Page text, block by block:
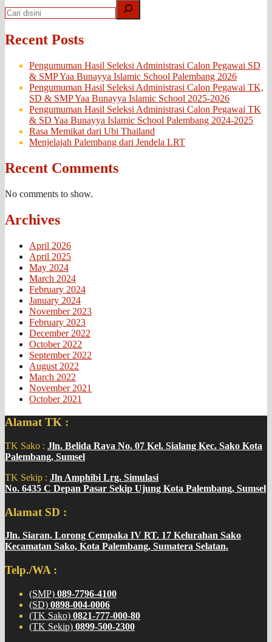
Recent Posts
Pengumuman Hasil Seleksi Administrasi Calon Pegawai SD
& SMP Yaa Bunayya Islamic School Palembang 2026
Pengumuman Hasil Seleksi Administrasi Calon Pegawai TK,
SD & SMP Yaa Bunayya Islamic School 2025-2026
Pengumuman Hasil Seleksi Administrasi Calon Pegawai TK
& SD Yaa Bunayya Islamic School Palembang 2024-2025
Rasa Memikat dari Ubi Thailand
Menjelajah Palembang dari Jendela LRT
Recent Comments
No comments to show.
Archives
April 2026
April 2025
May 2024
March 2024
February 2024
January 2024
November 2023
February 2023
December 2022
October 2022
September 2022
August 2022
March 2022
November 2021
October 2021
Alamat TK :
TK Sako : Jln. Belida Raya No. 07 Kel. Sialang Kec. Sako Kota
Palembang, Sumsel
TK Sekip : Jln Amphibi Lrg. Simulasi
No. 6435 C Depan Pasar Sekip Ujung Kota Palembang, Sumsel
Alamat SD :
Jln. Siaran, Lorong Cempaka IV RT. 17 Kelurahan Sako
Kecamatan Sako, Kota Palembang, Sumatera Selatan.
Telp./WA :
(SMP) 089-7796-4100
(SD) 0898-004-0006
(TK Sako) 0821-777-000-80
(TK Sekip) 0899-500-2300